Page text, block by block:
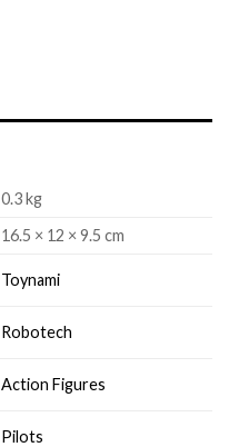
0.3 kg
16.5 × 12 × 9.5 cm
Toynami
Robotech
Action Figures
Pilots